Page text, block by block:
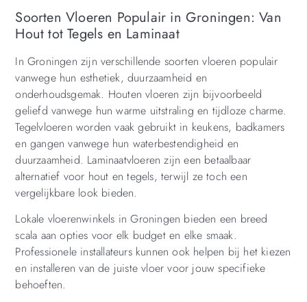
Soorten Vloeren Populair in Groningen: Van
Hout tot Tegels en Laminaat
In Groningen zijn verschillende soorten vloeren populair
vanwege hun esthetiek, duurzaamheid en
onderhoudsgemak. Houten vloeren zijn bijvoorbeeld
geliefd vanwege hun warme uitstraling en tijdloze charme.
Tegelvloeren worden vaak gebruikt in keukens, badkamers
en gangen vanwege hun waterbestendigheid en
duurzaamheid. Laminaatvloeren zijn een betaalbaar
alternatief voor hout en tegels, terwijl ze toch een
vergelijkbare look bieden.
Lokale vloerenwinkels in Groningen bieden een breed
scala aan opties voor elk budget en elke smaak.
Professionele installateurs kunnen ook helpen bij het kiezen
en installeren van de juiste vloer voor jouw specifieke
behoeften.